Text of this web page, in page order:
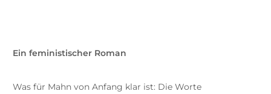
Ein feministischer Roman
Was für Mahn von Anfang klar ist: Die Worte